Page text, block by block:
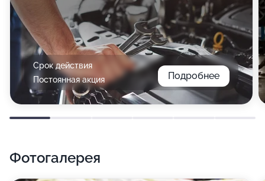
Срок действия
Постоянная акция
Подробнее
Фотогалерея